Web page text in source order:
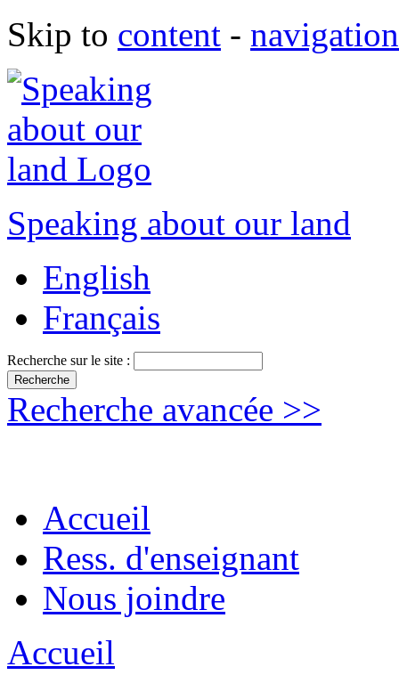
Skip to content - navigation
Speaking about our land
English
Français
Recherche sur le site :
Recherche avancée >>
Accueil
Ress. d'enseignant
Nous joindre
Accueil